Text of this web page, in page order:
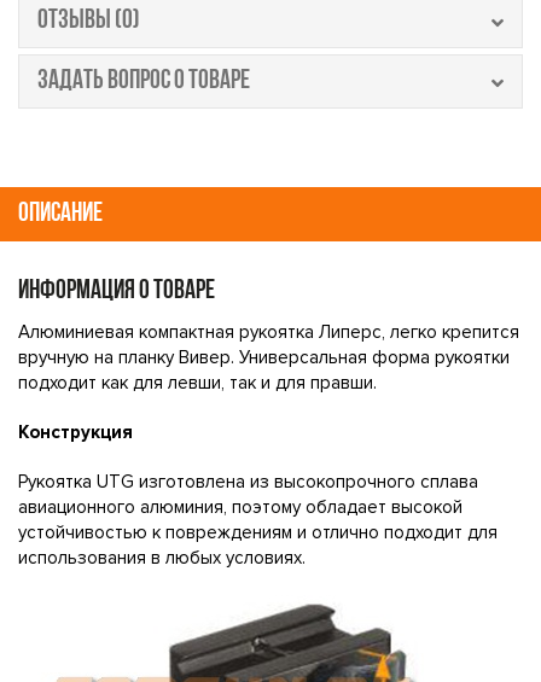
ОТЗЫВЫ (0)
ЗАДАТЬ ВОПРОС О ТОВАРЕ
ОПИСАНИЕ
ИНФОРМАЦИЯ О ТОВАРЕ
Алюминиевая компактная рукоятка Липерс, легко крепится
вручную на планку Вивер. Универсальная форма рукоятки
подходит как для левши, так и для правши.
Конструкция
Рукоятка UTG изготовлена из высокопрочного сплава
авиационного алюминия, поэтому обладает высокой
устойчивостью к повреждениям и отлично подходит для
использования в любых условиях.